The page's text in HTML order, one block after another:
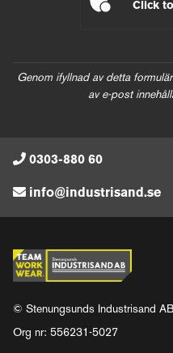
Click
Genom ifyllnad av detta
av e-post
0303-880 60
info@industrisand.se
© Stenungsunds Industrisand AB
Org nr: 556231-5027